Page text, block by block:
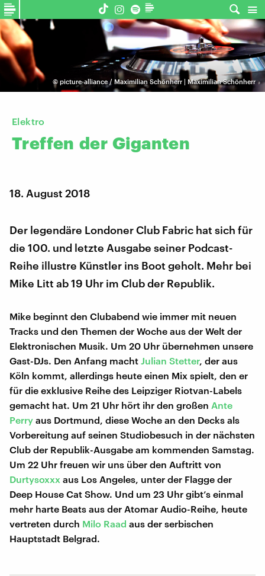
© picture-alliance / Maximilian Schönherr | Maximilian Schönherr
Elektro
Treffen der Giganten
18. August 2018
Der legendäre Londoner Club Fabric hat sich für
die 100. und letzte Ausgabe seiner Podcast-
Reihe illustre Künstler ins Boot geholt. Mehr bei
Mike Litt ab 19 Uhr im Club der Republik.
Mike beginnt den Clubabend wie immer mit neuen
Tracks und den Themen der Woche aus der Welt der
Elektronischen Musik. Um 20 Uhr übernehmen unsere
Gast-DJs. Den Anfang macht Julian Stetter, der aus
Köln kommt, allerdings heute einen Mix spielt, den er
für die exklusive Reihe des Leipziger Riotvan-Labels
gemacht hat. Um 21 Uhr hört ihr den großen Ante
Perry aus Dortmund, diese Woche an den Decks als
Vorbereitung auf seinen Studiobesuch in der nächsten
Club der Republik-Ausgabe am kommenden Samstag.
Um 22 Uhr freuen wir uns über den Auftritt von
Durtysoxxx aus Los Angeles, unter der Flagge der
Deep House Cat Show. Und um 23 Uhr gibt’s einmal
mehr harte Beats aus der Atomar Audio-Reihe, heute
vertreten durch Milo Raad aus der serbischen
Hauptstadt Belgrad.